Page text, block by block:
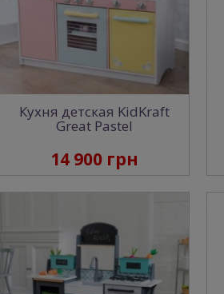
Кухня детская KidKraft
Great Pastel
14 900 грн